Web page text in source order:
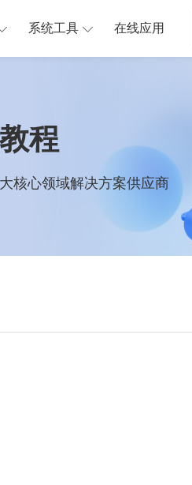
系统工具 在线应用
程
核心领域解决方案供应商